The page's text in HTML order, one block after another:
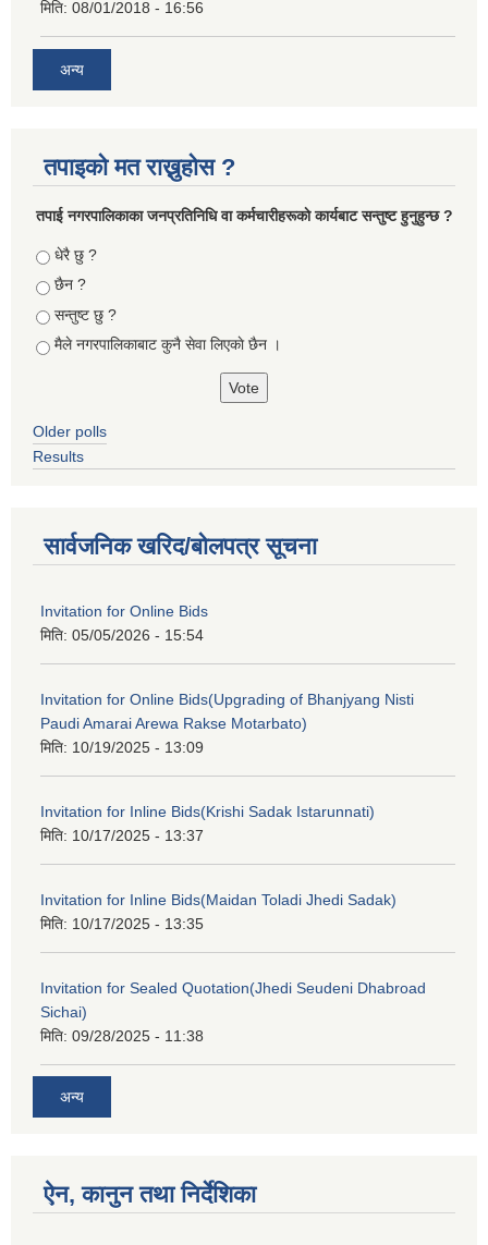
मिति: 08/01/2018 - 16:56
अन्य
तपाइको मत राख्नुहोस ?
तपा‌ई नगरपालिकाका जनप्रतिनिधि वा कर्मचारीहरूकाे कार्यबाट सन्तुष्ट हुनुहुन्छ ?
Choices
धेरै छु ?
छैन ?
सन्तुष्ट छु ?
मैले नगरपालिकाबाट कुनै सेवा लिएकाे छैन ।
Older polls
Results
सार्वजनिक खरिद/बोलपत्र सूचना
Invitation for Online Bids
मिति: 05/05/2026 - 15:54
Invitation for Online Bids(Upgrading of Bhanjyang Nisti
Paudi Amarai Arewa Rakse Motarbato)
मिति: 10/19/2025 - 13:09
Invitation for Inline Bids(Krishi Sadak Istarunnati)
मिति: 10/17/2025 - 13:37
Invitation for Inline Bids(Maidan Toladi Jhedi Sadak)
मिति: 10/17/2025 - 13:35
Invitation for Sealed Quotation(Jhedi Seudeni Dhabroad
Sichai)
मिति: 09/28/2025 - 11:38
अन्य
ऐन, कानुन तथा निर्देशिका